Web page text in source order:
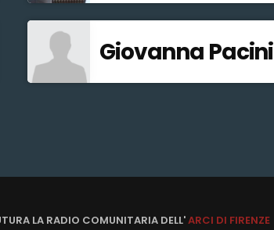
Giovanna Pacini
LA RADIO COMUNITARIA DELL'ARCI DI FIRENZE